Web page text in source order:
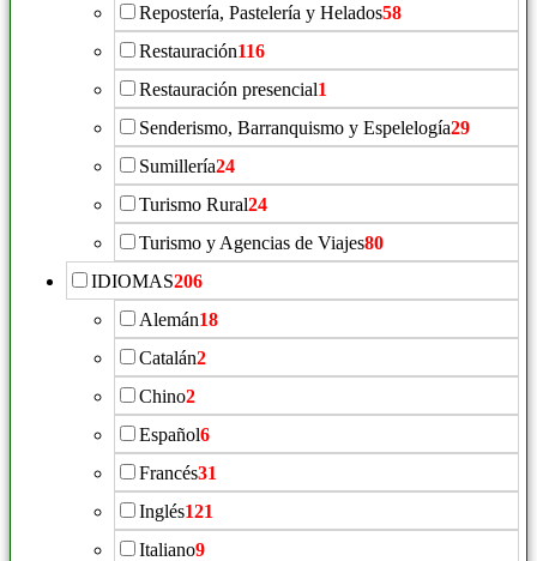
Repostería, Pastelería y Helados58
Restauración116
Restauración presencial1
Senderismo, Barranquismo y Espelelogía29
Sumillería24
Turismo Rural24
Turismo y Agencias de Viajes80
IDIOMAS206
Alemán18
Catalán2
Chino2
Español6
Francés31
Inglés121
Italiano9